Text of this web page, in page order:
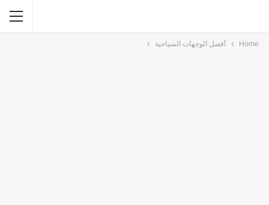
Home أفضل الوجهات السياحية